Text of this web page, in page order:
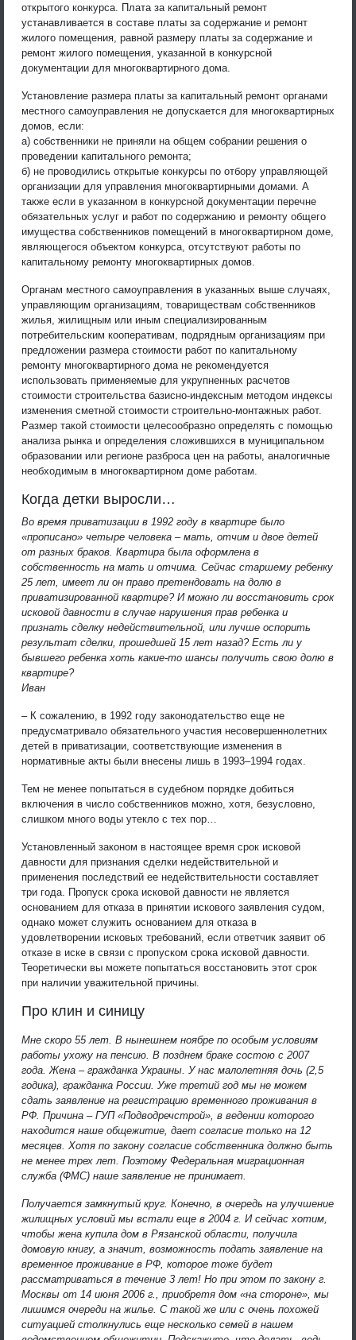
открытого конкурса. Плата за капитальный ремонт
устанавливается в составе платы за содержание и ремонт
жилого помещения, равной размеру платы за содержание и
ремонт жилого помещения, указанной в конкурсной
документации для многоквартирного дома.
Установление размера платы за капитальный ремонт органами
местного самоуправления не допускается для многоквартирных
домов, если:
а) собственники не приняли на общем собрании решения о
проведении капитального ремонта;
б) не проводились открытые конкурсы по отбору управляющей
организации для управления многоквартирными домами. А
также если в указанном в конкурсной документации перечне
обязательных услуг и работ по содержанию и ремонту общего
имущества собственников помещений в многоквартирном доме,
являющегося объектом конкурса, отсутствуют работы по
капитальному ремонту многоквартирных домов.
Органам местного самоуправления в указанных выше случаях,
управляющим организациям, товариществам собственников
жилья, жилищным или иным специализированным
потребительским кооперативам, подрядным организациям при
предложении размера стоимости работ по капитальному
ремонту многоквартирного дома не рекомендуется
использовать применяемые для укрупненных расчетов
стоимости строительства базисно-индексным методом индексы
изменения сметной стоимости строительно-монтажных работ.
Размер такой стоимости целесообразно определять с помощью
анализа рынка и определения сложившихся в муниципальном
образовании или регионе разброса цен на работы, аналогичные
необходимым в многоквартирном доме работам.
Когда детки выросли…
Во время приватизации в 1992 году в квартире было
«прописано» четыре человека – мать, отчим и двое детей
от разных браков. Квартира была оформлена в
собственность на мать и отчима. Сейчас старшему ребенку
25 лет, имеет ли он право претендовать на долю в
приватизированной квартире? И можно ли восстановить срок
исковой давности в случае нарушения прав ребенка и
признать сделку недействительной, или лучше оспорить
результат сделки, прошедшей 15 лет назад? Есть ли у
бывшего ребенка хоть какие-то шансы получить свою долю в
квартире?
Иван
– К сожалению, в 1992 году законодательство еще не
предусматривало обязательного участия несовершеннолетних
детей в приватизации, соответствующие изменения в
нормативные акты были внесены лишь в 1993–1994 годах.
Тем не менее попытаться в судебном порядке добиться
включения в число собственников можно, хотя, безусловно,
слишком много воды утекло с тех пор…
Установленный законом в настоящее время срок исковой
давности для признания сделки недействительной и
применения последствий ее недействительности составляет
три года. Пропуск срока исковой давности не является
основанием для отказа в принятии искового заявления судом,
однако может служить основанием для отказа в
удовлетворении исковых требований, если ответчик заявит об
отказе в иске в связи с пропуском срока исковой давности.
Теоретически вы можете попытаться восстановить этот срок
при наличии уважительной причины.
Про клин и синицу
Мне скоро 55 лет. В нынешнем ноябре по особым условиям
работы ухожу на пенсию. В позднем браке состою с 2007
года. Жена – гражданка Украины. У нас малолетняя дочь (2,5
годика), гражданка России. Уже третий год мы не можем
сдать заявление на регистрацию временного проживания в
РФ. Причина – ГУП «Подводречстрой», в ведении которого
находится наше общежитие, дает согласие только на 12
месяцев. Хотя по закону согласие собственника должно быть
не менее трех лет. Поэтому Федеральная миграционная
служба (ФМС) наше заявление не принимает.
Получается замкнутый круг. Конечно, в очередь на улучшение
жилищных условий мы встали еще в 2004 г. И сейчас хотим,
чтобы жена купила дом в Рязанской области, получила
домовую книгу, а значит, возможность подать заявление на
временное проживание в РФ, которое тоже будет
рассматриваться в течение 3 лет! Но при этом по закону г.
Москвы от 14 июня 2006 г., приобретя дом «на стороне», мы
лишимся очереди на жилье. С такой же или с очень похожей
ситуацией столкнулись еще несколько семей в нашем